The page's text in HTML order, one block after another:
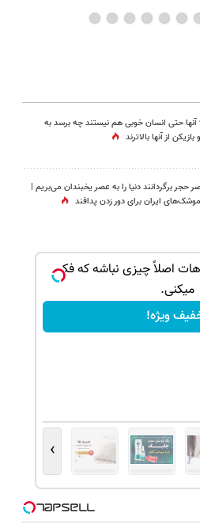
آنها حتی انسان خوبی هم نیستند چه برسد به
از آنها بالاترند
حجر برگردانند دنیا را به عصر یخبندان می‌بریم |
ایران برای دور زدن پدافند
اصلاً چیزی نباشه که فکر
میکنی.
ویژه!
›